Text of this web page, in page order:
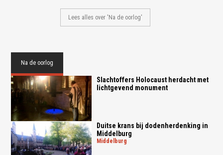
Lees alles over 'Na de oorlog'
Na de oorlog
Slachtoffers Holocaust herdacht met
lichtgevend monument
Duitse krans bij dodenherdenking in
Middelburg
middelburg